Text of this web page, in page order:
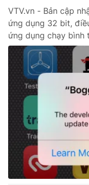
Xã hội
Pháp luật
Y tế
Tin tức
Thế giới đó đây
Câu chuyện quốc tế
Kinh tế
Tài chính
Thị trường
Dữ liệu và đời
VTV.vn - Bản cập
ứng dụng 32 bit,
ứng dụng chạy bình